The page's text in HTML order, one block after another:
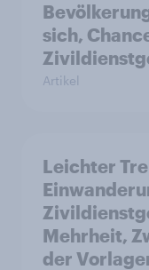
sich,
Artikel
Leichter
Mehrheit,
der